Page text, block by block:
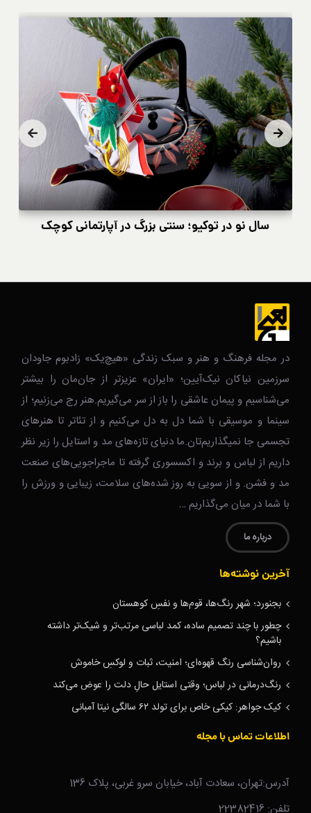
سال نو در توکیو؛ سنتی بزرگ در آپارتمانی کوچک
در مجله فرهنگ و هنر و سبک زندگی‌ «هیچ‌یک» زادبوم جاودان
سرزمین نیاکان نیک‌‌‌آیین؛ «ایران» عزیزتر از جان‌مان را بیشتر
می‌شناسیم و پیمان عاشقی را باز از سر می‌گیریم.هنر رج می‌زنیم؛ از
سینما و موسیقی با شما دل به دل می‌کنیم و از تئاتر تا هنرهای
تجسمی جا نمیگذاریم‌تان.ما دنیای تازه‌های مد و استایل را زیر نظر
داریم از لباس و برند و اکسسوری گرفته تا ماجراجویی‌های صنعت
مد و فشن. و از سویی به روز شده‌های سلامت، زیبایی و ورزش را
با شما در میان می‌گذاریم …
درباره ما
آخرین نوشته‌ها
بجنورد؛ شهر رنگ‌ها، قوم‌ها و نفسِ کوهستان
چطور با چند تصمیم ساده، کمد لباسی مرتب‌تر و شیک‌تر داشته
باشیم؟
روان‌شناسی رنگ قهوه‌ای؛ امنیت، ثبات و لوکسِ خاموش
رنگ‌درمانی در لباس؛ وقتی استایل حالِ دلت را عوض می‌کند
کیک جواهر: کیکی خاص برای تولد ۶۲ سالگی نیتا آمبانی
اطلاعات تماس با مجله
آدرس:تهران، سعادت آباد، خیابان سرو غربی، پلاک 136
تلفن: 22382416